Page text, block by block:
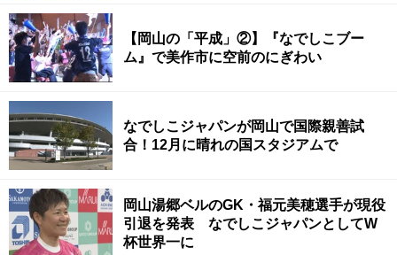
【岡山の「平成」②】『なでしこブー
ム』で美作市に空前のにぎわい
なでしこジャパンが岡山で国際親善試
合！12月に晴れの国スタジアムで
岡山湯郷ベルのGK・福元美穂選手が現役
引退を発表 なでしこジャパンとしてW
杯世界一に